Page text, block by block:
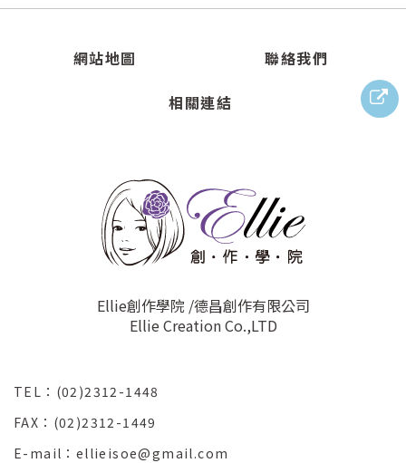
網站地圖 聯絡我們
相關連結
Ellie創作學院 /德昌創作有限公司
Ellie Creation Co.,LTD
TEL：(02)2312-1448
FAX：(02)2312-1449
E-mail：ellieisoe@gmail.com